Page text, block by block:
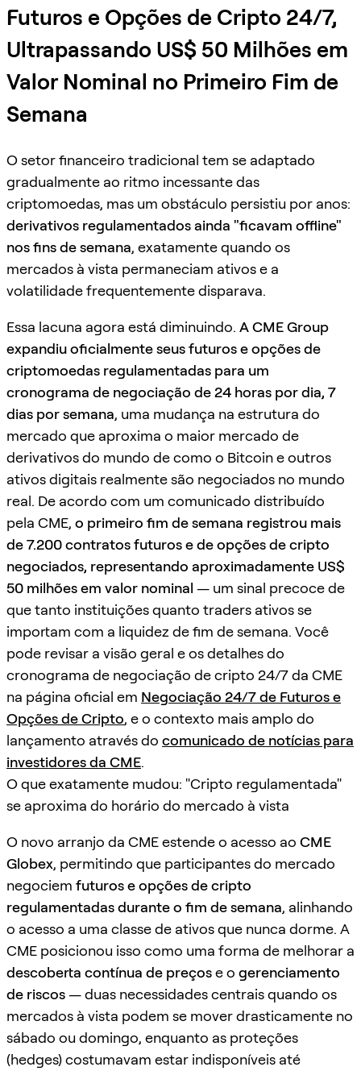
Futuros e Opções de Cripto 24/7,
Ultrapassando US$ 50 Milhões em
Valor Nominal no Primeiro Fim de
Semana
O setor financeiro tradicional tem se adaptado
gradualmente ao ritmo incessante das
criptomoedas, mas um obstáculo persistiu por anos:
derivativos regulamentados ainda "ficavam offline"
nos fins de semana, exatamente quando os
mercados à vista permaneciam ativos e a
volatilidade frequentemente disparava.
Essa lacuna agora está diminuindo. A CME Group
expandiu oficialmente seus futuros e opções de
criptomoedas regulamentadas para um
cronograma de negociação de 24 horas por dia, 7
dias por semana, uma mudança na estrutura do
mercado que aproxima o maior mercado de
derivativos do mundo de como o Bitcoin e outros
ativos digitais realmente são negociados no mundo
real. De acordo com um comunicado distribuído
pela CME, o primeiro fim de semana registrou mais
de 7.200 contratos futuros e de opções de cripto
negociados, representando aproximadamente US$
50 milhões em valor nominal — um sinal precoce de
que tanto instituições quanto traders ativos se
importam com a liquidez de fim de semana. Você
pode revisar a visão geral e os detalhes do
cronograma de negociação de cripto 24/7 da CME
na página oficial em Negociação 24/7 de Futuros e
Opções de Cripto, e o contexto mais amplo do
lançamento através do comunicado de notícias para
investidores da CME.
O que exatamente mudou: "Cripto regulamentada"
se aproxima do horário do mercado à vista
O novo arranjo da CME estende o acesso ao CME
Globex, permitindo que participantes do mercado
negociem futuros e opções de cripto
regulamentadas durante o fim de semana, alinhando
o acesso a uma classe de ativos que nunca dorme. A
CME posicionou isso como uma forma de melhorar a
descoberta contínua de preçose o gerenciamento
de riscos— duas necessidades centrais quando os
mercados à vista podem se mover drasticamente no
sábado ou domingo, enquanto as proteções
(hedges) costumavam estar indisponíveis até